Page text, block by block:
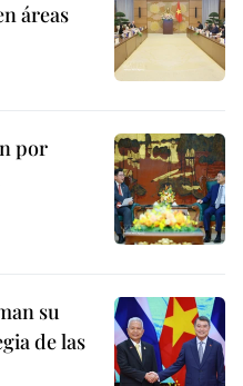
áreas
por
su
de las